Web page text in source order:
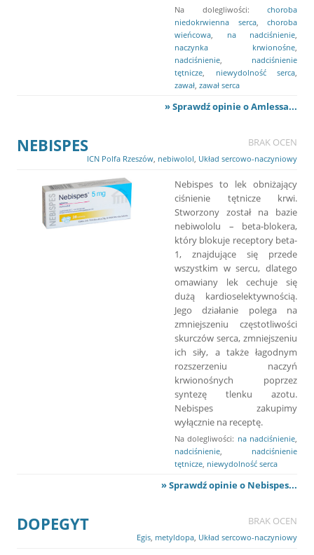
Na dolegliwości: choroba
niedokrwienna serca, choroba
wieńcowa
na nadciśnienie
naczynka krwionośne
nadciśnienie
nadciśnienie
tętnicze
niewydolność serca
zawał zawał serca
» Sprawdź opinie o Amlessa...
NEBISPES BRAK OCEN
ICN Polfa Rzeszów nebiwolol Układ sercowo-naczyniowy
Nebispes to lek obniżający
ciśnienie tętnicze krwi.
Stworzony został na bazie
nebiwololu – beta-blokera,
który blokuje receptory beta-
1, znajdujące się przede
wszystkim w sercu, dlatego
omawiany lek cechuje się
dużą kardioselektywnością.
Jego działanie polega na
zmniejszeniu częstotliwości
skurczów serca, zmniejszeniu
ich siły, a także łagodnym
rozszerzeniu naczyń
krwionośnych poprzez
syntezę tlenku azotu.
Nebispes zakupimy
wyłącznie na receptę.
Na dolegliwości: na nadciśnienie
nadciśnienie
nadciśnienie
tętnicze niewydolność serca
» Sprawdź opinie o Nebispes...
DOPEGYT BRAK OCEN
Egis metyldopa Układ sercowo-naczyniowy